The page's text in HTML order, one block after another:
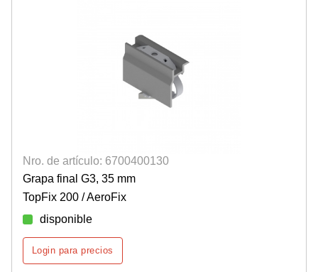
Nro. de artículo: 6700400130
Grapa final G3, 35 mm
TopFix 200 / AeroFix
disponible
Login para precios